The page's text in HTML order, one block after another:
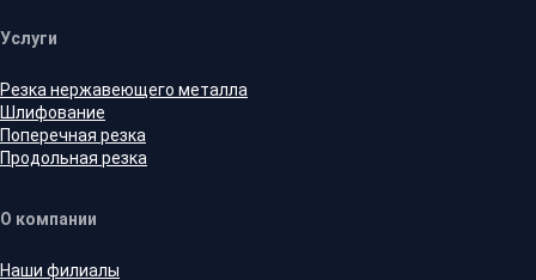
Услуги
Резка нержавеющего металла
Шлифование
Поперечная резка
Продольная резка
О компании
Наши филиалы